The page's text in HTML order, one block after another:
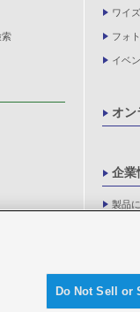
索
ワイ
フォ
イベ
オン
企業
製品
Do Not Sell or